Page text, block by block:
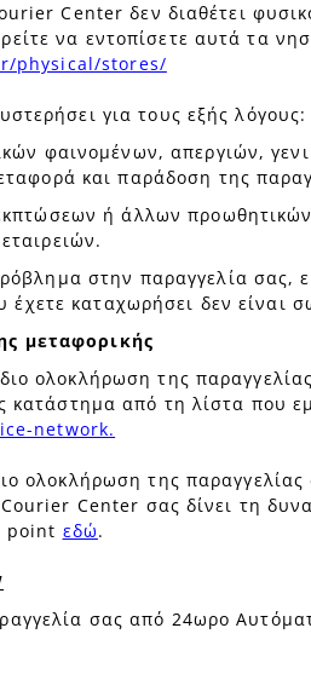
Center δεν διαθέτει
να εντοπίσετε αυτά τα
physical/stores/
για τους εξής λόγους:
φαινομένων, απεργιών,
και παράδοση της
ή άλλων
στην παραγγελία σας,
έχετε καταχωρήσει δεν
μεταφορικής
ολοκλήρωση της
κατάστημα από τη λίστα που
network.
ολοκλήρωση της
Center σας δίνει τη
point εδώ.
σας από 24ωρο